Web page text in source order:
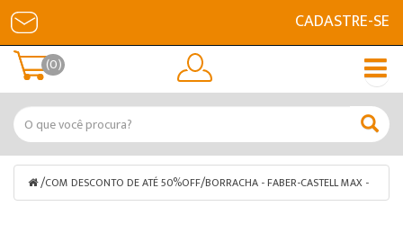
CADASTRE-SE
(0)
/COM DESCONTO DE ATÉ 50%OFF/BORRACHA - FABER-CASTELL MAX -